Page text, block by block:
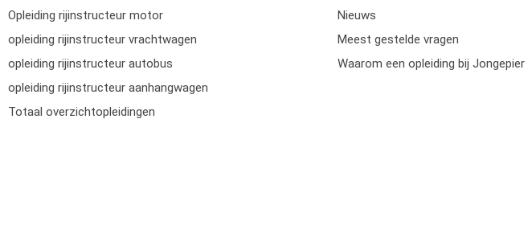
Opleiding rijinstructeur motor
opleiding rijinstructeur vrachtwagen
opleiding rijinstructeur autobus
opleiding rijinstructeur aanhangwagen
Totaal overzichtopleidingen
Nieuws
Meest gestelde vragen
Waarom een opleiding bij Jongepier